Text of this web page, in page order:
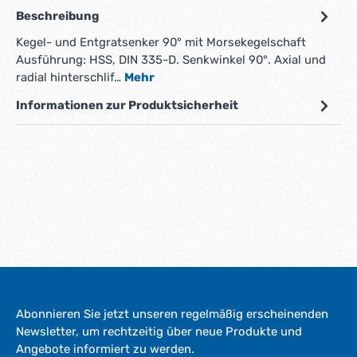
Beschreibung
Kegel- und Entgratsenker 90° mit Morsekegelschaft
Ausführung: HSS, DIN 335-D. Senkwinkel 90°. Axial und
radial hinterschlif… Mehr
Informationen zur Produktsicherheit
Abonnieren Sie jetzt unseren regelmäßig erscheinenden
Newsletter, um rechtzeitig über neue Produkte und
Angebote informiert zu werden.